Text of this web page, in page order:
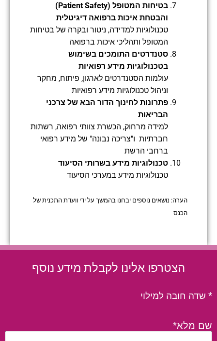
בטיחות המטופל (Patient Safety)
והבטחת איכות ברפואה דיגיטלית
טכנולוגיות למדידה, ניטור ובקרה של בטיחות
המטופל ותהליכי איכות ברפואה
סטנדרטים התומכים בשימוש
בטכנולוגיות מידע רפואיות
עולמות הסטנדרטים לארגון, פיתוח, מחקר
וניהול טכנולוגיות מידע רפואיות
פתרונות לחינוך הדור הבא של צרכני
הבריאות
למידה מרחוק, הכשרת צוותי רפואה, רשתות
חברתיות ו"צריכה נבונה" של מידע רפואי
ברחבי הרשת
טכנולוגיות מידע בשרותי הסיעוד
טכנולוגיות מידע במערכי הסיעוד
הערה: נושאים נוספים יבחנו בהמשך על ידי וועדת התכנית של
הכנס
הצטרפו אלינו לקבלת מידע נוסף
* שדה חובה למילוי
שם מלא*